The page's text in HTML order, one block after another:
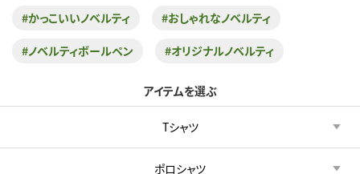
#かっこいいノベルティ #おしゃれなノベルティ
#ノベルティボールペン #オリジナルノベルティ
アイテムを選ぶ
Tシャツ
ポロシャツ